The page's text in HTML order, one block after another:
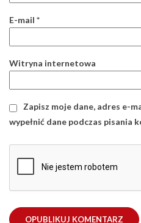
E-mail *
Witryna internetowa
Zapisz moje dane, adres e-
wypełnić dane podczas pisania